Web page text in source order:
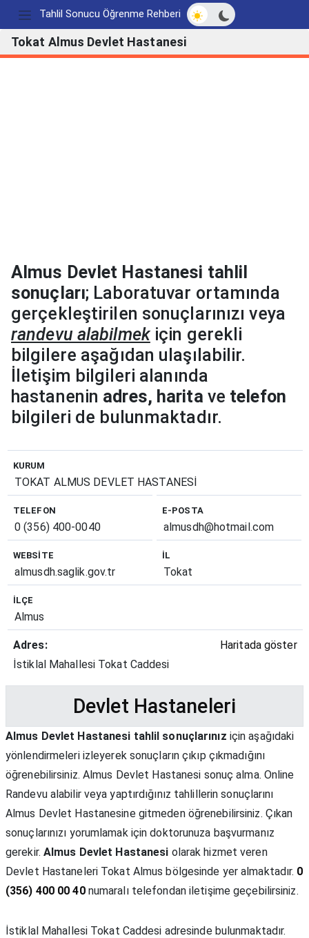
Tahlil Sonucu Öğrenme Rehberi Açık/Koyu modu
Tokat Almus Devlet Hastanesi
Almus Devlet Hastanesi tahlil
sonuçları; Laboratuvar ortamında
gerçekleştirilen sonuçlarınızı veya
randevu alabilmekiçin gerekli
bilgilere aşağıdan ulaşılabilir.
İletişim bilgileri alanında
hastanenin adres, harita ve telefon
bilgileri de bulunmaktadır.
KURUM
TOKAT ALMUS DEVLET HASTANESİ
TELEFON
0 (356) 400-0040
E-POSTA
almusdh@hotmail.com
WEBSITE
almusdh.saglik.gov.tr
İL
Tokat
İLÇE
Almus
Adres:
Haritada göster
İstiklal Mahallesi Tokat Caddesi
Devlet Hastaneleri
Almus Devlet Hastanesi tahlil sonuçlarınız için aşağıdaki
yönlendirmeleri izleyerek sonuçların çıkıp çıkmadığını
öğrenebilirsiniz. Almus Devlet Hastanesi sonuç alma. Online
Randevu alabilir veya yaptırdığınız tahlillerin sonuçlarını
Almus Devlet Hastanesine gitmeden öğrenebilirsiniz. Çıkan
sonuçlarınızı yorumlamak için doktorunuza başvurmanız
gerekir. Almus Devlet Hastanesi olarak hizmet veren
Devlet Hastaneleri Tokat Almus bölgesinde yer almaktadır. 0
(356) 400 00 40numaralı telefondan iletişime geçebilirsiniz.
İstiklal Mahallesi Tokat Caddesi adresinde bulunmaktadır.